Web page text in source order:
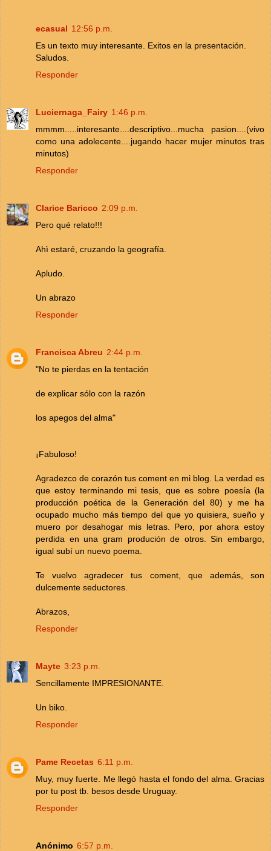
ecasual 12:56 p.m.
Es un texto muy interesante. Exitos en la presentación.
Saludos.
Responder
Luciernaga_Fairy 1:46 p.m.
mmmm.....interesante....descriptivo...mucha pasion....(vivo
como una adolecente....jugando hacer mujer minutos tras
minutos)
Responder
Clarice Baricco 2:09 p.m.
Pero qué relato!!!
Ahì estaré, cruzando la geografía.
Apludo.
Un abrazo
Responder
Francisca Abreu 2:44 p.m.
"No te pierdas en la tentación
de explicar sólo con la razón
los apegos del alma"
¡Fabuloso!
Agradezco de corazón tus coment en mi blog. La verdad es
que estoy terminando mi tesis, que es sobre poesía (la
producción poética de la Generación del 80) y me ha
ocupado mucho más tiempo del que yo quisiera, sueño y
muero por desahogar mis letras. Pero, por ahora estoy
perdida en una gram produción de otros. Sin embargo,
igual subí un nuevo poema.
Te vuelvo agradecer tus coment, que además, son
dulcemente seductores.
Abrazos,
Responder
Mayte 3:23 p.m.
Sencillamente IMPRESIONANTE.
Un biko.
Responder
Pame Recetas 6:11 p.m.
Muy, muy fuerte. Me llegó hasta el fondo del alma. Gracias
por tu post tb. besos desde Uruguay.
Responder
Anónimo 6:57 p.m.